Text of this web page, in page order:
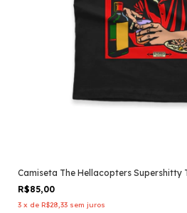
Camiseta The Hellacopters Supershitty
R$85,00
3 x de R$28,33 sem juros